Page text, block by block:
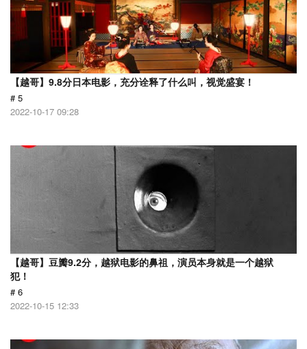
【越哥】9.8分日本电影，充分诠释了什么叫，视觉盛宴！
# 5
2022-10-17 09:28
【越哥】豆瓣9.2分，越狱电影的鼻祖，演员本身就是一个越狱
犯！
# 6
2022-10-15 12:33